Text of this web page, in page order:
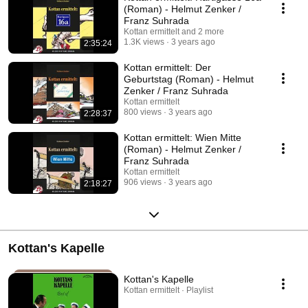
2:35:24
(Roman) - Helmut Zenker /
Franz Suhrada
Kottan ermittelt and 2 more
1.3K views
3 years ago
2:28:37
Kottan ermittelt: Der
Geburtstag (Roman) - Helmut
Zenker / Franz Suhrada
Kottan ermittelt
800 views
3 years ago
2:18:27
Kottan ermittelt: Wien Mitte
(Roman) - Helmut Zenker /
Franz Suhrada
Kottan ermittelt
906 views
3 years ago
Kottan's Kapelle
Kottan's Kapelle
Kottan ermittelt · Playlist